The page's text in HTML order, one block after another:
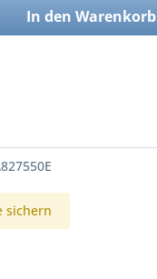
In den Warenkorb
sichern